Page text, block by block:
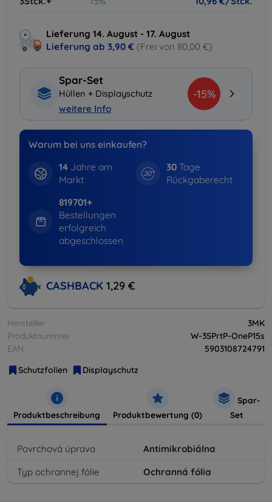
Lieferung 14. August - 17. August
Lieferung ab 3,90 € (Frei von 80,00 €)
Spar-Set
Hüllen + Displayschutz
weitere Info
-15%
Warum bei uns einkaufen?
14Jahre am
Markt
30 Tage
Rückgaberecht
819701+
Bestellungen
erfolgreich
abgeschlossen
CASHBACK 1,29 €
Hersteller
3MK
Produktnummer
W-3SPrtP-OneP15s
EAN
5903108724791
Schutzfolien
Displayschutz
Produktbeschreibung Produktbewertung (0)
Spar-
Set
Povrchová úprava
Antimikrobiálna
Typ ochrannej fólie
Ochranná fólia